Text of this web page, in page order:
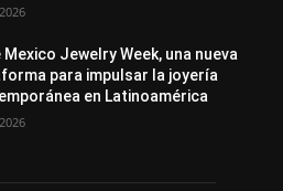
Mexico Jewelry Week, una nueva
para impulsar la joyería
en Latinoamérica